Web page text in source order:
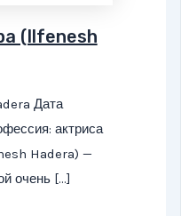
(Ilfenesh
Дата
актриса
Hadera) —
очень […]